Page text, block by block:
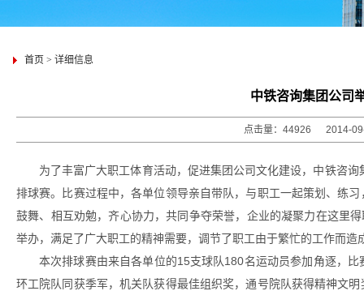
首页 > 详细信息
中铁咨询集团公司
点击量：44926 2014-
为了丰富广大职工体育活动，促进集团公司文化建设，中铁咨
排球赛。比赛过程中，各单位领导亲自带队，与职工一起策划、练
鼓舞、相互劝勉，齐心协力，共同争夺荣誉，企业的凝聚力在这里
举办，满足了广大职工的精神需要，调节了职工由于繁忙的工作而
本次排球赛由来自各单位的15支球队180名运动员参加角逐，
环工院队同获季军，机关队获得最佳组织奖，通号院队获得精神文